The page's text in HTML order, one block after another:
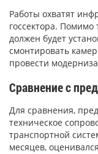
Работы охватят
госсектора.
должен будет
смонтировать
провести
Сравнение с
Для сравнения,
техническое
транспортной
месяцев,